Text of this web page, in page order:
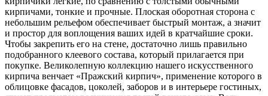
кирпичами, тонкие и прочные. Плоская оборотная сторона с
небольшим рельефом обеспечивает быстрый монтаж, а значит
и простор для воплощения ваших идей в кратчайшие сроки.
Чтобы закрепить его на стене, достаточно лишь правильно
подобранного клеевого состава, который прилагается при
покупке. Великолепную коллекцию нашего искусственного
кирпича венчает «Пражский кирпич», применение которого в
облицовке фасадов, цоколей, заборов и в интерьере гостиных,